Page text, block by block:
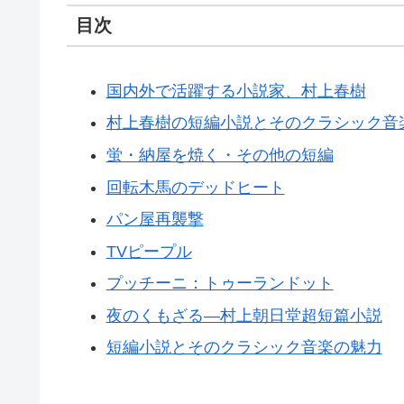
目次
国内外で活躍する小説家、村上春樹
村上春樹の短編小説とそのクラシック音
蛍・納屋を焼く・その他の短編
回転木馬のデッドヒート
パン屋再襲撃
TVピープル
プッチーニ：トゥーランドット
夜のくもざる―村上朝日堂超短篇小説
短編小説とそのクラシック音楽の魅力